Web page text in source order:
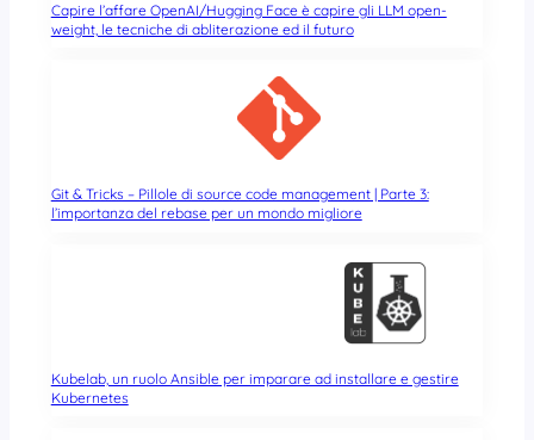
Capire l’affare OpenAI/Hugging Face è capire gli LLM open-
weight, le tecniche di abliterazione ed il futuro
Git & Tricks – Pillole di source code management | Parte 3:
l’importanza del rebase per un mondo migliore
Kubelab, un ruolo Ansible per imparare ad installare e gestire
Kubernetes